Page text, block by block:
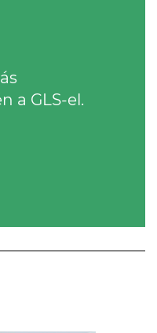
a GLS-el.